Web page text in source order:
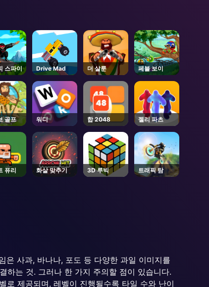
스파이 Drive Mad 더 살룬 페블 보이
골프 워디 합 2048 젤리 파츠
퓨리 화살 맞추기 3D 루빅 트래픽 탐
사과, 바나나, 포도 등 다양한 과일 이미지를
하는 것. 그러나 한 가지 주의할 점이 있습니다.
로 제공되며, 레벨이 진행될수록 타일 수와 난이